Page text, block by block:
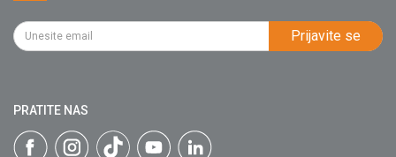
PIB: 102135221
Matični broj: 07593252
Najčešća pitanja
Katalozi
Isporuka
Plaćanje karticama
Web kredit Raiffeisen banke
Prijavite se
PRATITE NAS